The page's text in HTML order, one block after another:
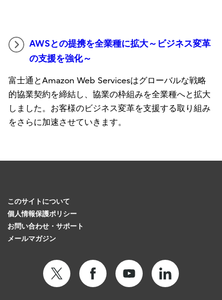
AWSとの提携を全業種に拡大～ビジネス変革
の支援を強化～
富士通とAmazon Web Servicesはグローバルな戦略
的協業契約を締結し、協業の枠組みを全業種へと拡大
しました。お客様のビジネス変革を支援する取り組み
をさらに加速させていきます。
このサイトについて
個人情報保護ポリシー
お問い合わせ・サポート
メールマガジン